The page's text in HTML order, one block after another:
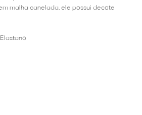
malha canelada, ele possui decote